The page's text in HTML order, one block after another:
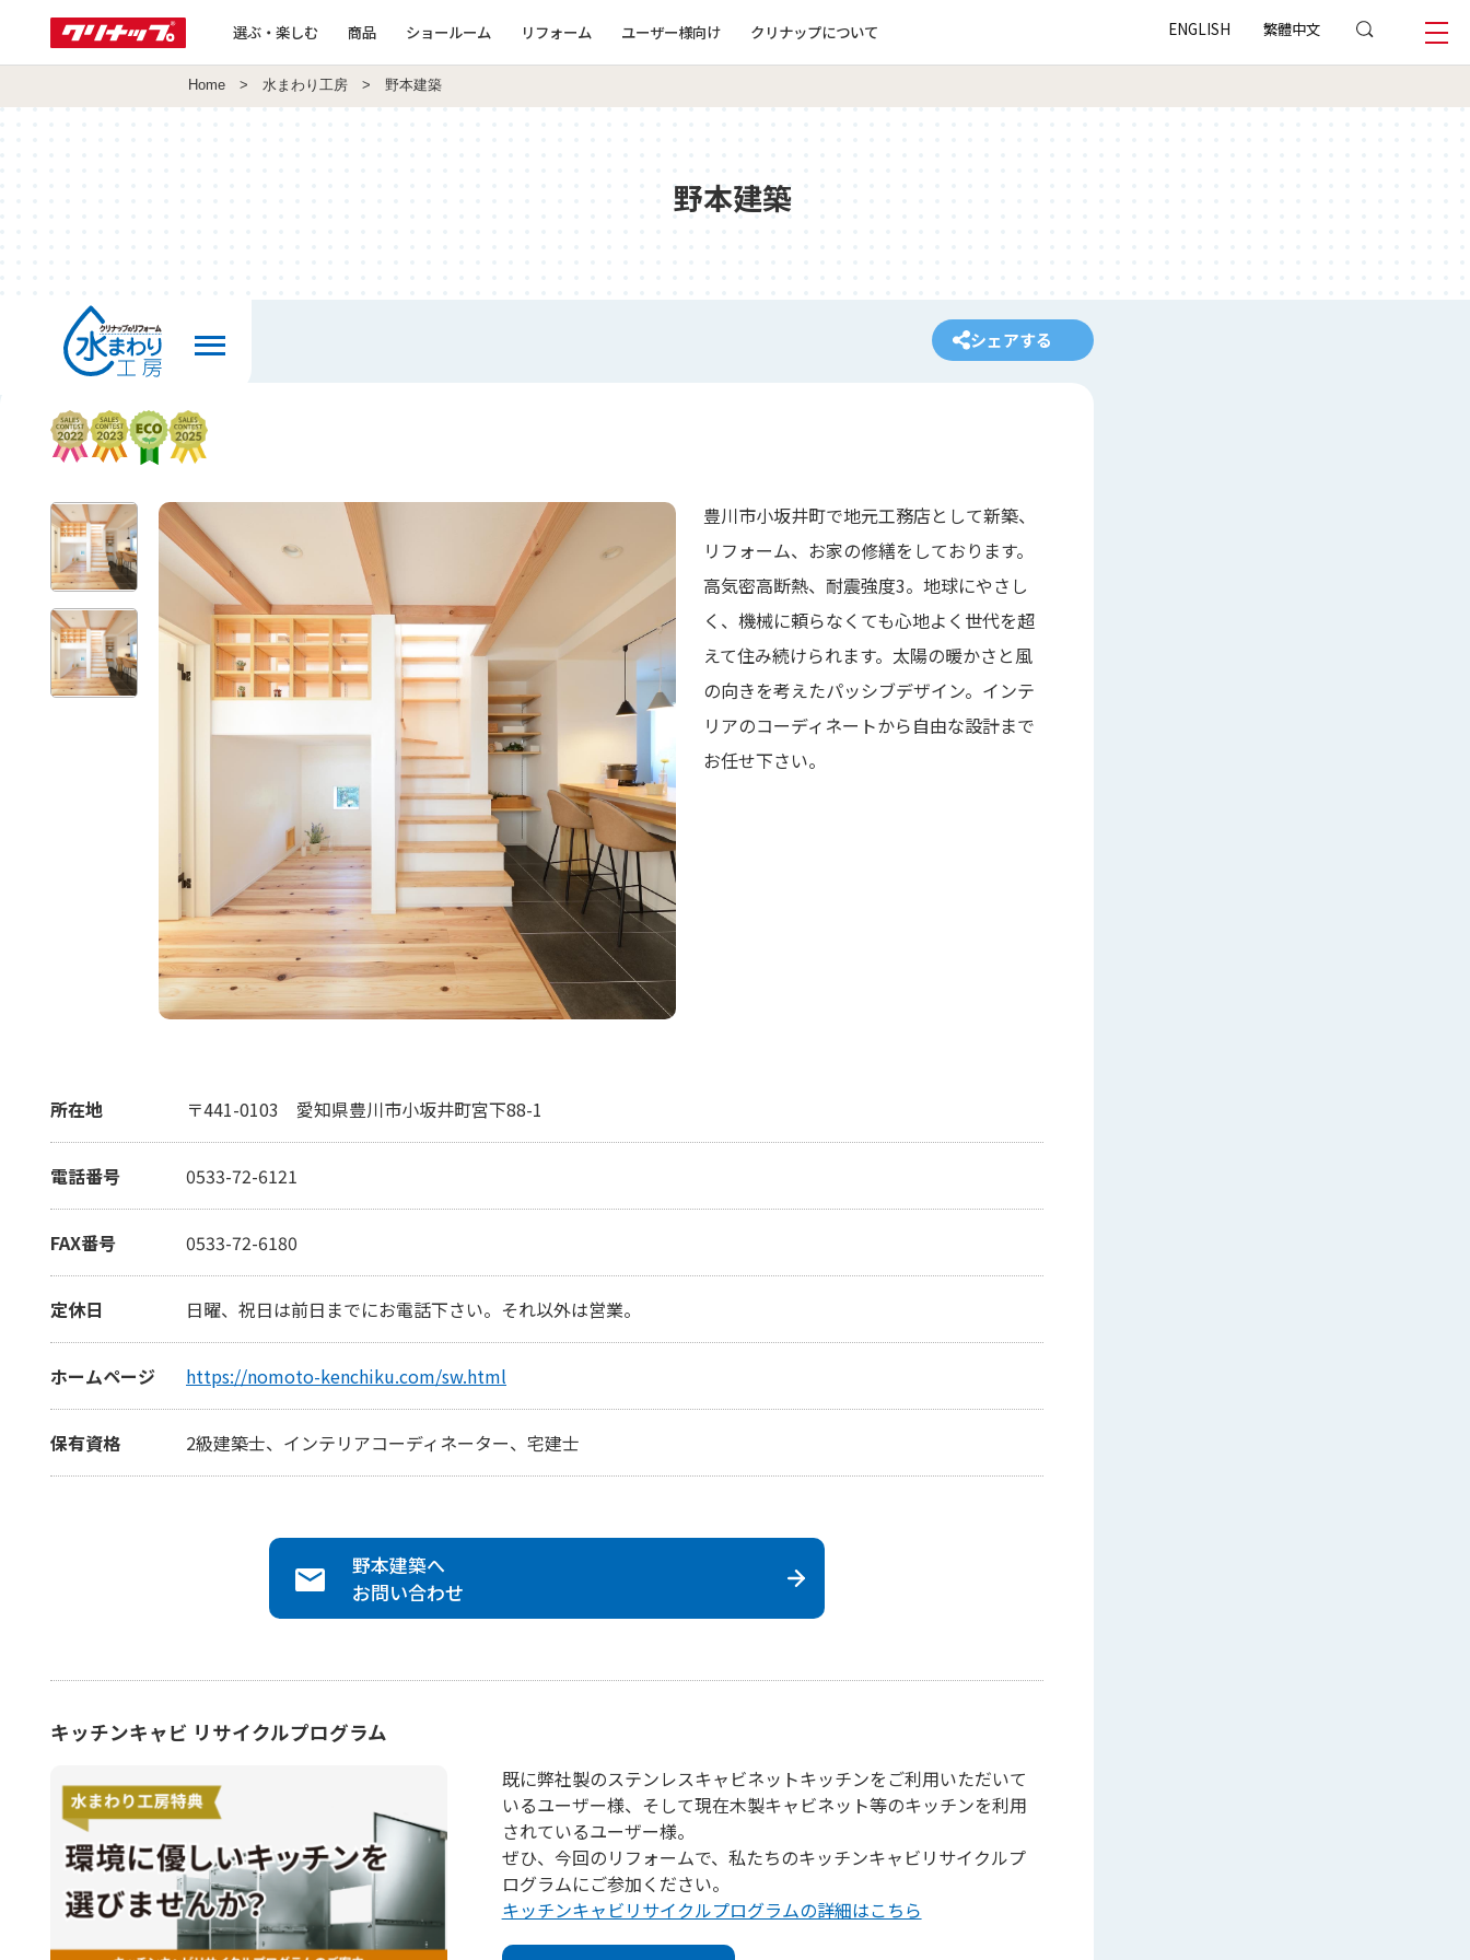
選ぶ・楽しむ 商品 ショールーム リフォーム ユーザー様向け クリナップについて ENGLISH 繁體中文
Home > 水まわり工房 > 野本建築
野本建築
シェアする
豊川市小坂井町で地元工務店として新築、
リフォーム、お家の修繕をしております。
高気密高断熱、耐震強度3。地球にやさし
く、機械に頼らなくても心地よく世代を超
えて住み続けられます。太陽の暖かさと風
の向きを考えたパッシブデザイン。インテ
リアのコーディネートから自由な設計まで
お任せ下さい。
所在地 〒441-0103 愛知県豊川市小坂井町宮下88-1
電話番号 0533-72-6121
FAX番号 0533-72-6180
定休日 日曜、祝日は前日までにお電話下さい。それ以外は営業。
ホームページ https://nomoto-kenchiku.com/sw.html
保有資格 2級建築士、インテリアコーディネーター、宅建士
野本建築へ
お問い合わせ
キッチンキャビ リサイクルプログラム
既に弊社製のステンレスキャビネットキッチンをご利用いただいて
いるユーザー様、そして現在木製キャビネット等のキッチンを利用
されているユーザー様。
ぜひ、今回のリフォームで、私たちのキッチンキャビリサイクルプ
ログラムにご参加ください。
キッチンキャビリサイクルプログラムの詳細はこちら